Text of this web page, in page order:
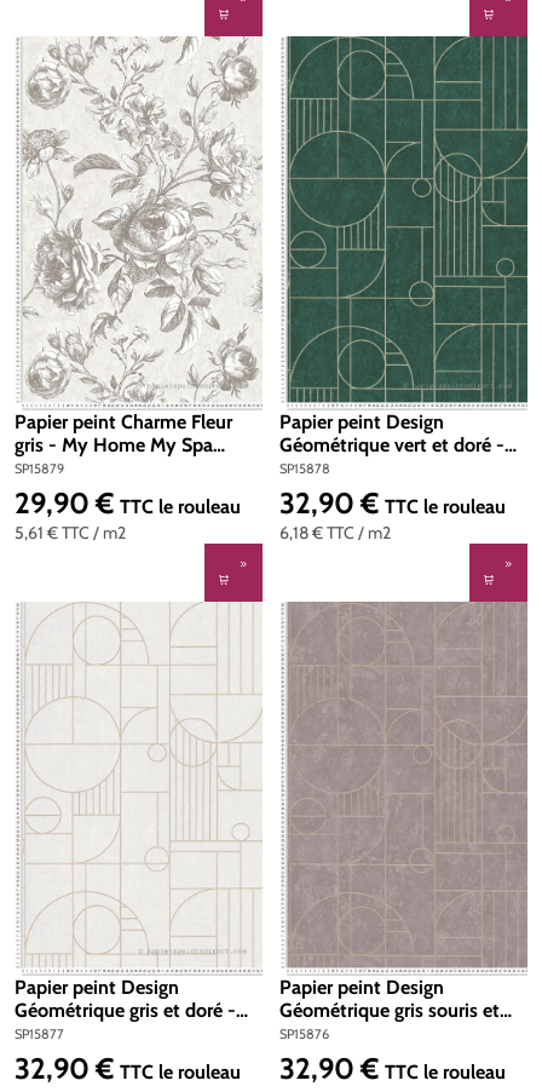
Papier peint Charme Fleur
gris - My Home My Spa
d'A.S. Création | Réf. SP15879
SP15879
5,61 €TTC / m2
Prix régulier :
29,90 € TTC le rouleau
Papier peint Design
Géométrique vert et doré -
My Home My Spa d'A.S.
Création | Réf. SP15878
SP15878
6,18 €TTC / m2
Prix régulier :
32,90 € TTC le rouleau
Papier peint Design
Géométrique gris et doré -
My Home My Spa d'A.S.
Création | Réf. SP15877
SP15877
Prix régulier :
32,90 € TTC le rouleau
Papier peint Design
Géométrique gris souris et
argenté - My Home My Spa
d'A.S. Création | Réf. SP15876
SP15876
Prix régulier :
32,90 € TTC le rouleau